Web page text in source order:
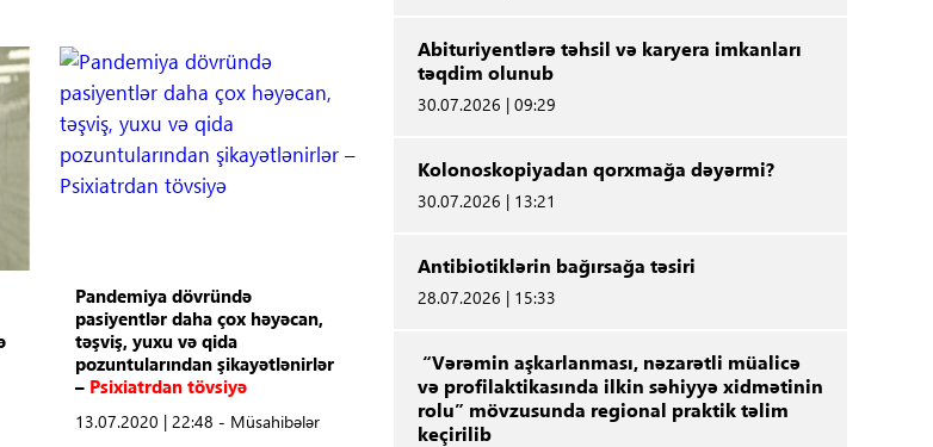
Pandemiya dövründə
pasiyentlər daha çox həyəcan,
təşviş, yuxu və qida
pozuntularından şikayətlənirlər
– Psixiatrdan tövsiyə
13.07.2020 | 22:48 - Müsahibələr
Abituriyentlərə təhsil və karyera imkanları
təqdim olunub
30.07.2026 | 09:29
Kolonoskopiyadan qorxmağa dəyərmi?
30.07.2026 | 13:21
Antibiotiklərin bağırsağa təsiri
28.07.2026 | 15:33
“Vərəmin aşkarlanması, nəzarətli müalicə
və profilaktikasında ilkin səhiyyə xidmətinin
rolu” mövzusunda regional praktik təlim
keçirilib